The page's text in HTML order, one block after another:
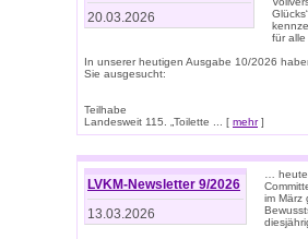
20.03.2026
für
In unserer heutigen Ausgabe 10/2026
Sie ausgesucht:
Teilhabe
Landesweit 115. „Toilette ... [ mehr]
LVKM-Newsletter 9/2026
13.03.2026
…
im März